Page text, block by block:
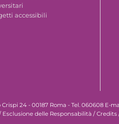
accessibili
Crispi 24 - 00187 Roma - Tel. 060608 E-
Esclusione delle Responsabilità / Credits